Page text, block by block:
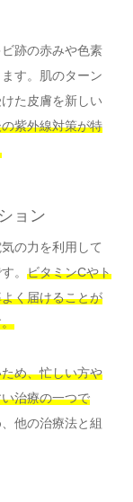
跡の赤みや色素
す。肌のターン
た皮膚を新しい
紫外線対策が特
ョン
の力を利用して
。 ビタミンCやト
く届けることが
め、忙しい方や
治療の一つで
他の治療法と組